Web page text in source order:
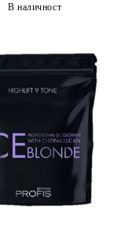
В наличност